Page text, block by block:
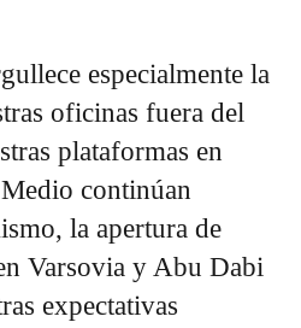
especialmente la
oficinas fuera del
plataformas en
continúan
la apertura de
Varsovia y Abu Dabi
expectativas